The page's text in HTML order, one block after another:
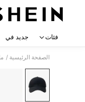
فئات جديد في
الصفحة الرئيسية /